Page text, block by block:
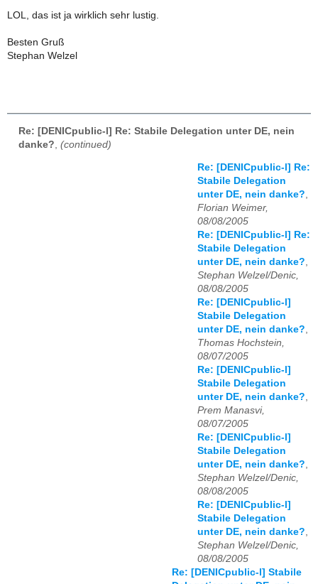
LOL, das ist ja wirklich sehr lustig.
Besten Gruß
Stephan Welzel
Re: [DENICpublic-l] Re: Stabile Delegation unter DE, nein
danke? (continued)
Re: [DENICpublic-l] Re:
Stabile Delegation
unter DE, nein danke?,
Florian Weimer,
08/08/2005
Re: [DENICpublic-l] Re:
Stabile Delegation
unter DE, nein danke?,
Stephan Welzel/Denic,
08/08/2005
Re: [DENICpublic-l]
Stabile Delegation
unter DE, nein danke?,
Thomas Hochstein,
08/07/2005
Re: [DENICpublic-l]
Stabile Delegation
unter DE, nein danke?,
Prem Manasvi,
08/07/2005
Re: [DENICpublic-l]
Stabile Delegation
unter DE, nein danke?,
Stephan Welzel/Denic,
08/08/2005
Re: [DENICpublic-l]
Stabile Delegation
unter DE, nein danke?,
Stephan Welzel/Denic,
08/08/2005
Re: [DENICpublic-l] Stabile